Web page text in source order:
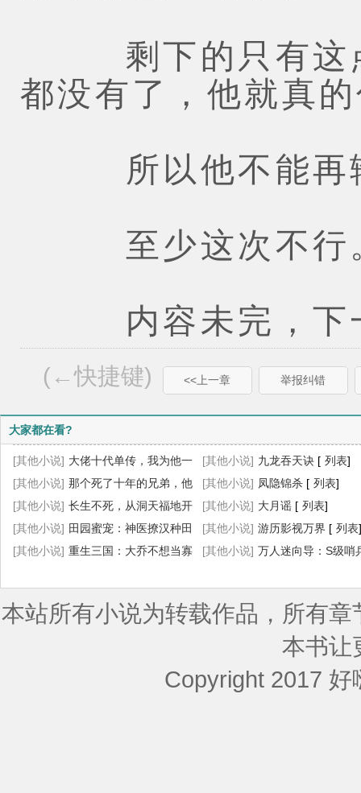
剩下的只有这点
都没有了，他就真
所以他不能再
至少这次不行
内容未完，下
(←快捷键) <<上一章 举报纠错
大家都在看?
[其他小说] 大佬十代单传，我为他一
胎生四宝[ 列表]
[其他小说] 九龙吞天诀 [ 列表]
[其他小说] 那个死了十年的兄弟，他
回来了[ 列表]
[其他小说] 凤隐锦杀 [ 列表]
[其他小说] 长生不死，从洞天福地开
始[ 列表]
[其他小说] 大月谣 [ 列表]
[其他小说] 田园蜜宠：神医撩汉种田
忙[ 列表]
[其他小说] 游历影视万界 [ 列表]
[其他小说] 重生三国：大乔不想当寡
[其他小说] 万人迷向导：S级哨
本站所有小说为转载作品，所有
本书让
Copyright 2017